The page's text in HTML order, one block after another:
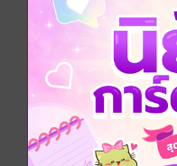
กรุณาเข้าสู่ระบ
ล็อ